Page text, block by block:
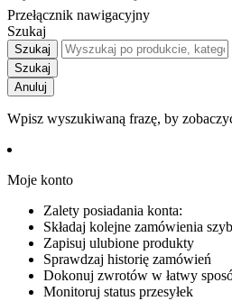
Przełącznik nawigacyjny
Szukaj
Szukaj
Szukaj
Anuluj
Wpisz wyszukiwaną frazę, by
Moje konto
Zalety posiadania konta:
Składaj kolejne zamówienia
Zapisuj ulubione produkty
Sprawdzaj historię zamówień
Dokonuj zwrotów w łatwy
Monitoruj status przesyłek